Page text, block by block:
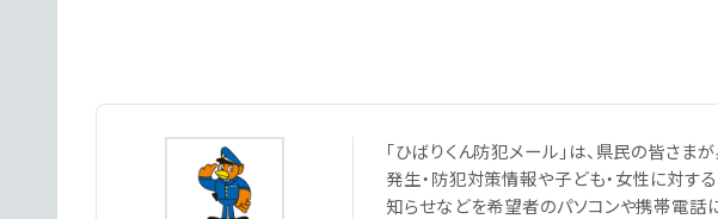
「ひばりくん防犯メール」は、県民の皆さ
発生・防犯対策情報や子ども・女性に対す
知らせなどを希望者のパソコンや携帯電話